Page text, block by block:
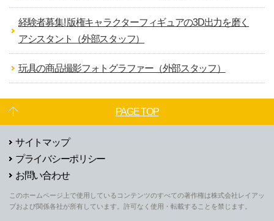
経験者募集! 版権キャラクターフィギュアの3D出力を磨く
アシスタント（外部スタッフ）
玩具の商品撮影フォトグラファー（外部スタッフ）
PAGE TOP
サイトマップ
プライバシーポリシー
お問い合わせ
このホームページ上で使用しているコンテンツのすべての著作権は株式会社レイアッ
プおよび関係各社が所有しています。許可なく使用・転載することを禁じます。